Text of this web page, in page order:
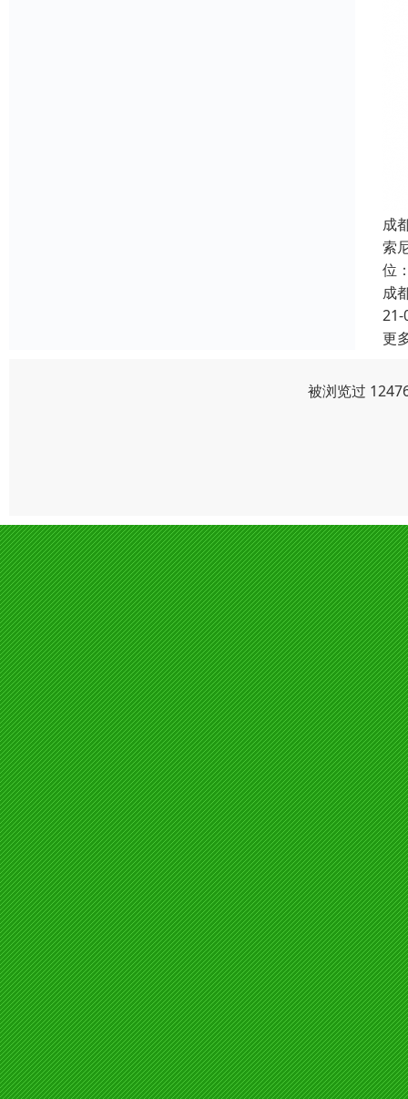
成
索
位
成
21-
更
被浏览过